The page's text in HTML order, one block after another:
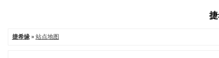
捷希缘» 站点地图